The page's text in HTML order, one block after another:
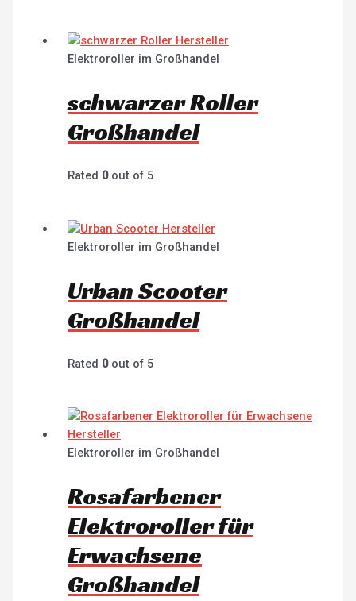
Elektroroller im Großhandel
schwarzer Roller
Großhandel
Rated 0out of 5
Elektroroller im Großhandel
Urban Scooter
Großhandel
Rated 0out of 5
Elektroroller im Großhandel
Rosafarbener
Elektroroller für
Erwachsene
Großhandel